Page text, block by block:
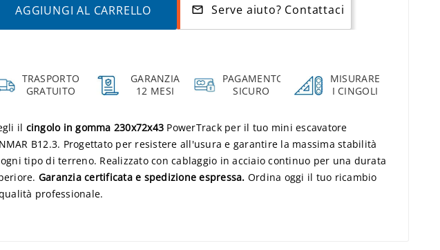
AGGIUNGI AL CARRELLO mail_outline Serve aiuto? Contattaci
TRASPORTO
GRATUITO
GARANZIA
12 MESI
PAGAMENTO
SICURO
MISURARE
I CINGOLI
il cingolo in gomma 230x72x43 PowerTrack per il tuo mini escavatore
B12.3. Progettato per resistere all'usura e garantire la massima stabilità
tipo di terreno. Realizzato con cablaggio in acciaio continuo per una durata
Garanzia certificata e spedizione espressa. Ordina oggi il tuo ricambio
professionale.